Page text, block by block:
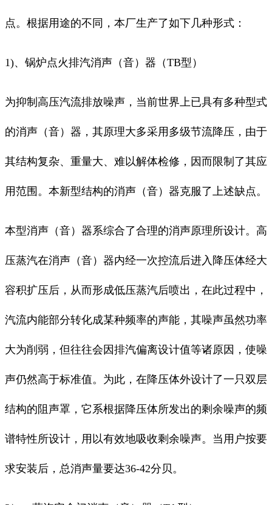
点。根据用途的不同，本厂生产了如下几种形式：
1)、锅炉点火排汽消声（音）器（TB型）
为抑制高压汽流排放噪声，当前世界上已具有多种型式
的消声（音）器，其原理大多采用多级节流降压，由于
其结构复杂、重量大、难以解体检修，因而限制了其应
用范围。本新型结构的消声（音）器克服了上述缺点。
本型消声（音）器系综合了合理的消声原理所设计。高
压蒸汽在消声（音）器内经一次控流后进入降压体经大
容积扩压后，从而形成低压蒸汽后喷出，在此过程中，
汽流内能部分转化成某种频率的声能，其噪声虽然功率
大为削弱，但往往会因排汽偏离设计值等诸原因，使噪
声仍然高于标准值。为此，在降压体外设计了一只双层
结构的阻声罩，它系根据降压体所发出的剩余噪声的频
谱特性所设计，用以有效地吸收剩余噪声。当用户按要
求安装后，总消声量要达36-42分贝。